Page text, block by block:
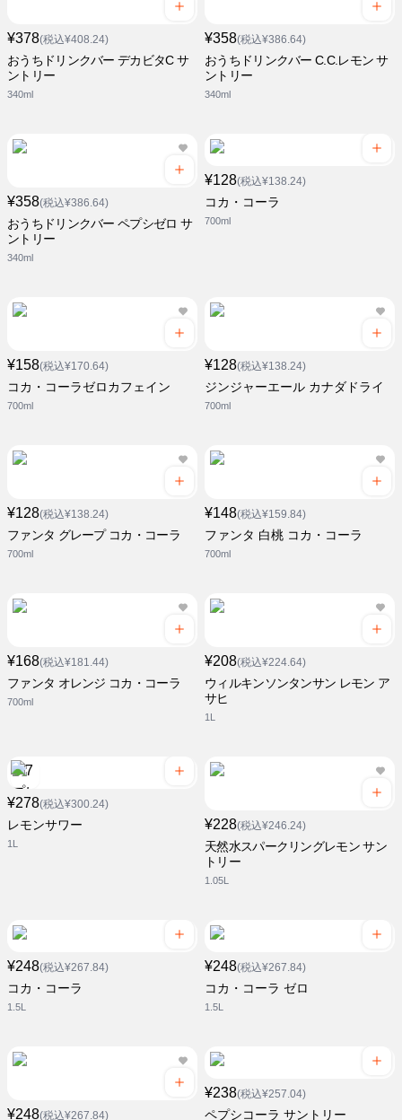
¥378(税込¥408.24)
おうちドリンクバー デカビタC サ
ントリー
340ml
¥358(税込¥386.64)
おうちドリンクバー C.C.レモン サ
ントリー
340ml
¥358(税込¥386.64)
おうちドリンクバー ペプシゼロ サ
ントリー
340ml
¥128(税込¥138.24)
コカ・コーラ
700ml
¥158(税込¥170.64)
コカ・コーラゼロカフェイン
700ml
¥128(税込¥138.24)
ジンジャーエール カナダドライ
700ml
¥128(税込¥138.24)
ファンタ グレープ コカ・コーラ
700ml
¥148(税込¥159.84)
ファンタ 白桃 コカ・コーラ
700ml
¥168(税込¥181.44)
ファンタ オレンジ コカ・コーラ
700ml
¥208(税込¥224.64)
ウィルキンソンタンサン レモン ア
サヒ
1L
¥278(税込¥300.24)
レモンサワー
1L
¥228(税込¥246.24)
天然水スパークリングレモン サン
トリー
1.05L
¥248(税込¥267.84)
コカ・コーラ
1.5L
¥248(税込¥267.84)
コカ・コーラ ゼロ
1.5L
¥248(税込¥267.84)
¥238(税込¥257.04)
ペプシコーラ サントリー